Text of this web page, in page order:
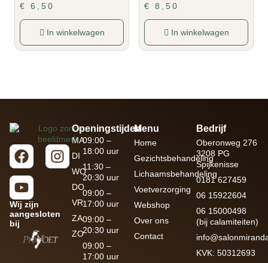
€
6,50
In winkelwagen
€
8,50
In winkelwagen
Wij zijn
aangesloten
bij
Openingstijden
MA
DI
WO
DO
VR
ZA
ZO
09:00 –
18:00 uur
11:30 –
20:30 uur
09:00 –
17:00 uur
09:00 –
20:30 uur
09:00 –
17:00 uur
Menu
Home
Gezichtsbehandeling
Lichaamsbehandeling
Voetverzorging
Webshop
Over ons
Contact
Bedrijf
Oberonweg 276
3208 PG
Spijkenisse
0181 627459
06 15922604
06 15000498
(bij calamiteiten)
KVK: 50312693